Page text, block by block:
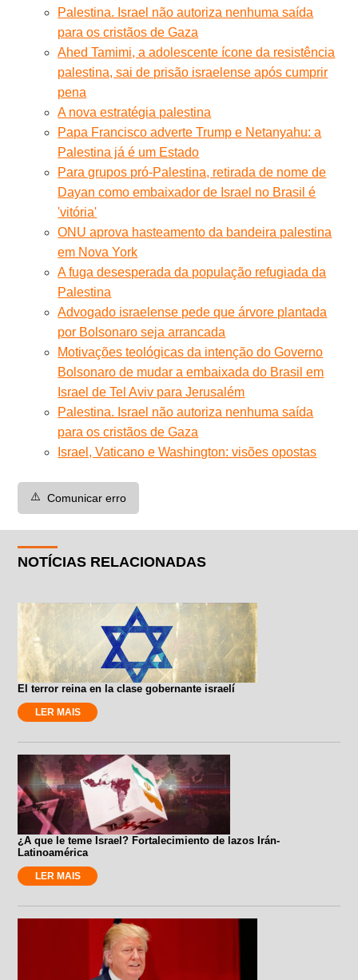
Palestina. Israel não autoriza nenhuma saída
para os cristãos de Gaza
Ahed Tamimi, a adolescente ícone da resistência
palestina, sai de prisão israelense após cumprir
pena
A nova estratégia palestina
Papa Francisco adverte Trump e Netanyahu: a
Palestina já é um Estado
Para grupos pró-Palestina, retirada de nome de
Dayan como embaixador de Israel no Brasil é
'vitória'
ONU aprova hasteamento da bandeira palestina
em Nova York
A fuga desesperada da população refugiada da
Palestina
Advogado israelense pede que árvore plantada
por Bolsonaro seja arrancada
Motivações teológicas da intenção do Governo
Bolsonaro de mudar a embaixada do Brasil em
Israel de Tel Aviv para Jerusalém
Palestina. Israel não autoriza nenhuma saída
para os cristãos de Gaza
Israel, Vaticano e Washington: visões opostas
⚠️ Comunicar erro
NOTÍCIAS RELACIONADAS
El terror reina en la clase gobernante israelí
LER MAIS
¿A que le teme Israel? Fortalecimiento de lazos Irán-
Latinoamérica
LER MAIS